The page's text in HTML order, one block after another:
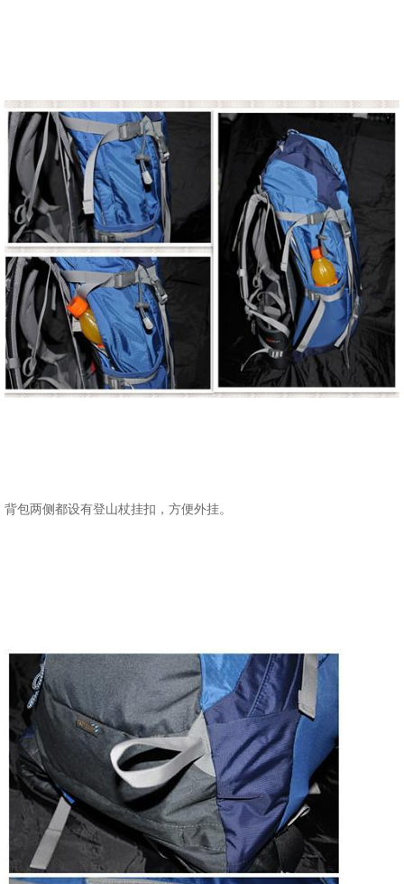
背包两侧都设有登山杖挂扣，方便外挂。